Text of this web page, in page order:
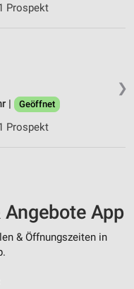
Prospekt
❯
|
Geöffnet
Prospekt
App
& Öffnungszeiten in